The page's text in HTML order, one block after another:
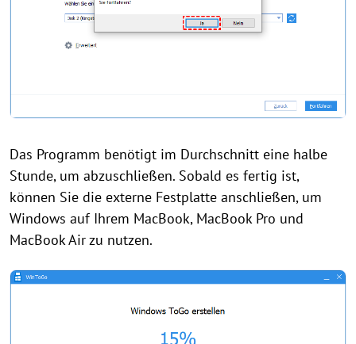
Das Programm benötigt im Durchschnitt eine halbe
Stunde, um abzuschließen. Sobald es fertig ist,
können Sie die externe Festplatte anschließen, um
Windows auf Ihrem MacBook, MacBook Pro und
MacBook Air zu nutzen.